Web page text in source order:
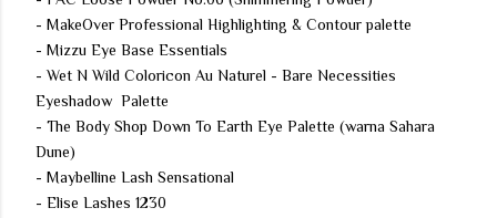
- MakeOver Professional Highlighting & Contour palette
- Mizzu Eye Base Essentials
- Wet N Wild Coloricon Au Naturel - Bare Necessities
Eyeshadow Palette
- The Body Shop Down To Earth Eye Palette (warna Sahara
Dune)
- Maybelline Lash Sensational
- Elise Lashes 1230